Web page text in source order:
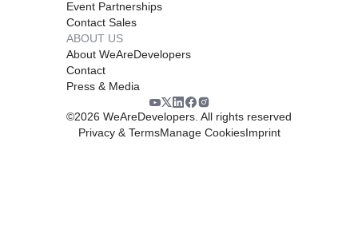
Event Partnerships
Contact Sales
ABOUT US
About WeAreDevelopers
Contact
Press & Media
©2026 WeAreDevelopers. All rights reserved
Privacy & TermsManage CookiesImprint